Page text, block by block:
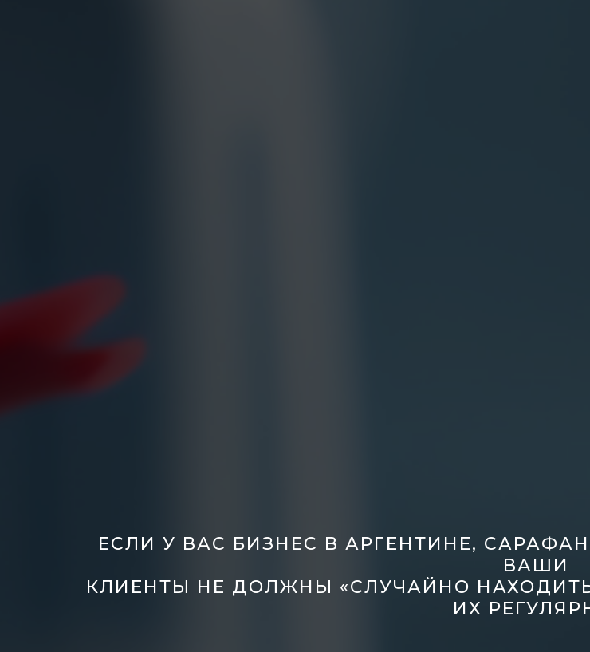
ЕСЛИ У ВАС БИЗНЕС В АРГЕНТИНЕ,
ВАШИ
КЛИЕНТЫ НЕ ДОЛЖНЫ «СЛУЧАЙНО
ИХ